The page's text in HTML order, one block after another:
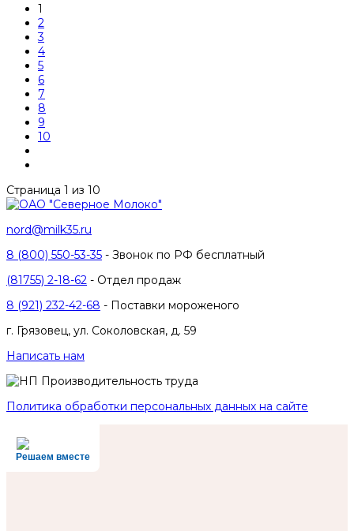
1
2
3
4
5
6
7
8
9
10
Страница 1 из 10
nord@milk35.ru
8 (800) 550-53-35 - Звонок по РФ бесплатный
(81755) 2-18-62 - Отдел продаж
8 (921) 232-42-68 - Поставки мороженого
г. Грязовец, ул. Соколовская, д. 59
Написать нам
Политика обработки персональных данных на сайте
Решаем вместе